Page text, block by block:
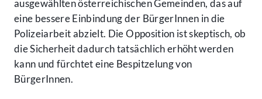
ausgewählten österreichischen Gemeinden, das auf
eine bessere Einbindung der BürgerInnen in die
Polizeiarbeit abzielt. Die Opposition ist skeptisch, ob
die Sicherheit dadurch tatsächlich erhöht werden
kann und fürchtet eine Bespitzelung von
BürgerInnen.